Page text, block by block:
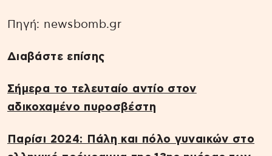
Πηγή: newsbomb.gr
Διαβάστε επίσης
Σήμερα το τελευταίο αντίο στον
αδικοχαμένο πυροσβέστη
Παρίσι 2024: Πάλη και πόλο γυναικών στο